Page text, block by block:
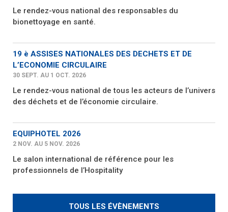
Le rendez-vous national des responsables du
bionettoyage en santé.
19 è ASSISES NATIONALES DES DECHETS ET DE
L’ECONOMIE CIRCULAIRE
30 SEPT. AU 1 OCT. 2026
Le rendez-vous national de tous les acteurs de l’univers
des déchets et de l’économie circulaire.
EQUIPHOTEL 2026
2 NOV. AU 5 NOV. 2026
Le salon international de référence pour les
professionnels de l’Hospitality
TOUS LES ÉVÈNEMENTS